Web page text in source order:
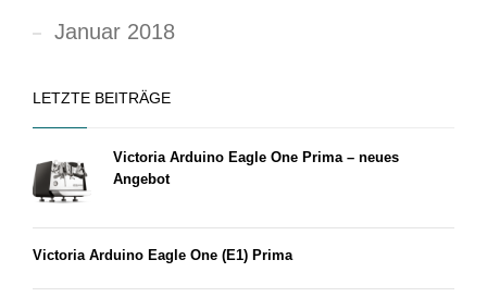
Januar 2018
LETZTE BEITRÄGE
Victoria Arduino Eagle One Prima – neues
Angebot
Victoria Arduino Eagle One (E1) Prima